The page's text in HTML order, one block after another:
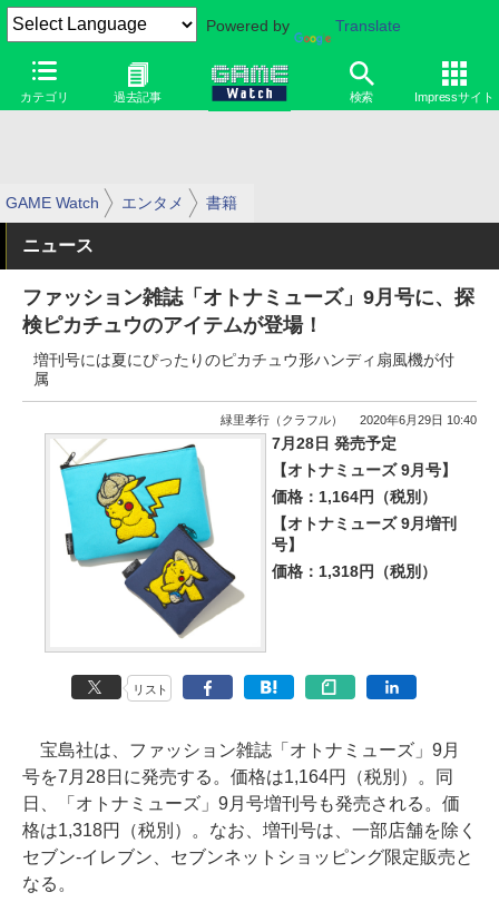
Powered by Translate
カテゴリ 過去記事 検索 Impressサイト
GAME Watch エンタメ 書籍
ニュース
ファッション雑誌「オトナミューズ」9月号に、探
検ピカチュウのアイテムが登場！
増刊号には夏にぴったりのピカチュウ形ハンディ扇風機が付
属
緑里孝行（クラフル） 2020年6月29日 10:40
7月28日 発売予定
【オトナミューズ 9月号】
価格：1,164円（税別）
【オトナミューズ 9月増刊
号】
価格：1,318円（税別）
リスト
宝島社は、ファッション雑誌「オトナミューズ」9月
号を7月28日に発売する。価格は1,164円（税別）。同
日、「オトナミューズ」9月号増刊号も発売される。価
格は1,318円（税別）。なお、増刊号は、一部店舗を除く
セブン‐イレブン、セブンネットショッピング限定販売と
なる。